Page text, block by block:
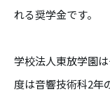
れる奨学金です。
学校法人東放学園
度は音響技術科2年